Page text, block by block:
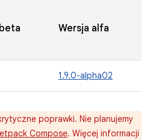
Wersja alfa
1.9.0-alpha02
poprawki. Nie planujemy
Compose. Więcej informacji